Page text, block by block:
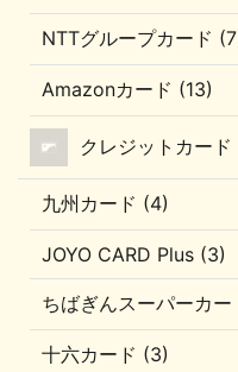
NTTグループカード
Amazonカード (13)
クレジットカー
九州カード (4)
JOYO CARD Plus (3)
ちばぎんスーパーカー
十六カード (3)